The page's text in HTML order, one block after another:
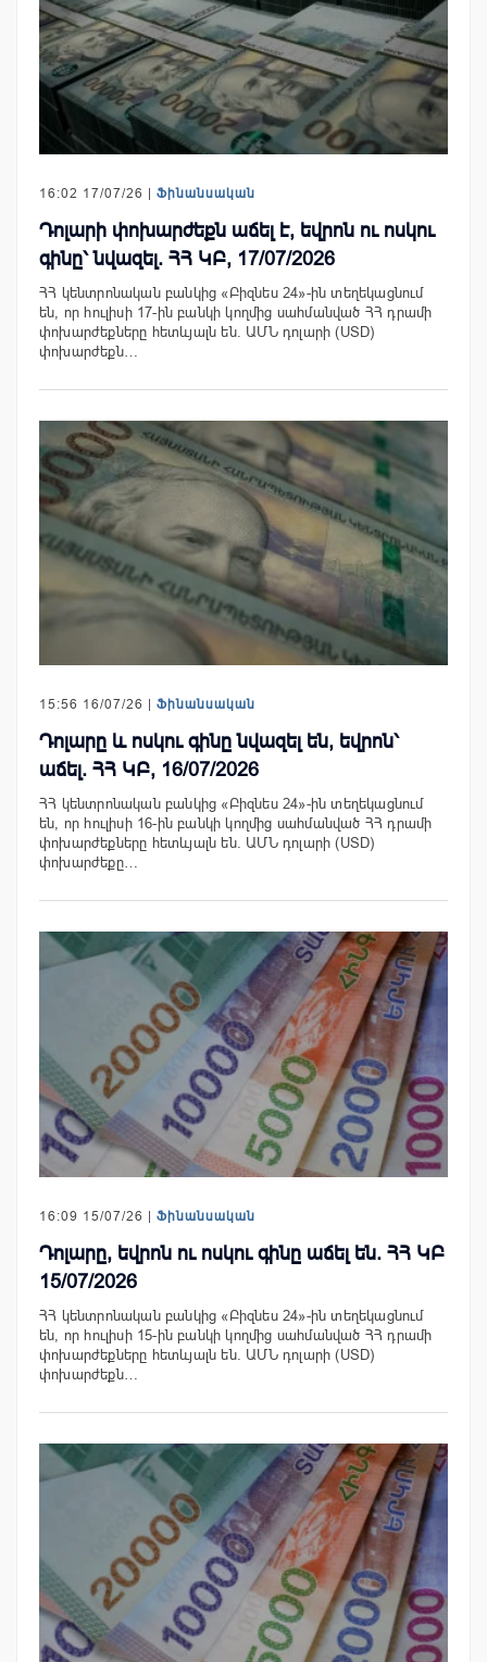
16:02 17/07/26 | Ֆինանսական
Դոլարի փոխարժեքն աճել է, եվրոն ու ոսկու
գինը՝ նվազել. ՀՀ ԿԲ, 17/07/2026
ՀՀ կենտրոնական բանկից «Բիզնես 24»-ին տեղեկացնում
են, որ հուլիսի 17-ին բանկի կողմից սահմանված ՀՀ դրամի
փոխարժեքները հետևյալն են. ԱՄՆ դոլարի (USD)
փոխարժեքն…
15:56 16/07/26 | Ֆինանսական
Դոլարը և ոսկու գինը նվազել են, եվրոն՝
աճել. ՀՀ ԿԲ, 16/07/2026
ՀՀ կենտրոնական բանկից «Բիզնես 24»-ին տեղեկացնում
են, որ հուլիսի 16-ին բանկի կողմից սահմանված ՀՀ դրամի
փոխարժեքները հետևյալն են. ԱՄՆ դոլարի (USD)
փոխարժեքը…
16:09 15/07/26 | Ֆինանսական
Դոլարը, եվրոն ու ոսկու գինը աճել են. ՀՀ ԿԲ
15/07/2026
ՀՀ կենտրոնական բանկից «Բիզնես 24»-ին տեղեկացնում
են, որ հուլիսի 15-ին բանկի կողմից սահմանված ՀՀ դրամի
փոխարժեքները հետևյալն են. ԱՄՆ դոլարի (USD)
փոխարժեքն…